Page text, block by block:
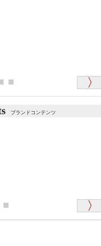
「グーグー」と鳴く
てみてください。
おりますので、ぜひ
あったことです」
店でしたので」
ブランドコンテンツ